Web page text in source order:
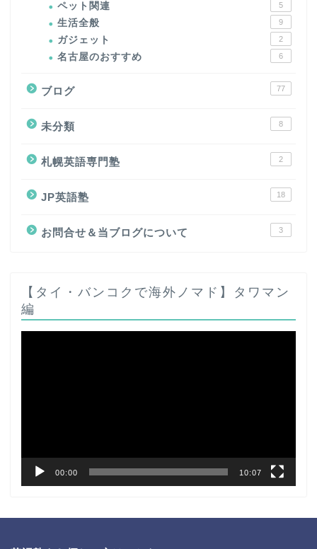
ペット関連 5
生活全般 9
ガジェット 2
名古屋のおすすめ 6
ブログ 77
未分類 8
札幌英語専門塾 2
JP英語塾 18
お問合せ＆当ブログについて 3
【タイ・バンコクで海外ノマド】タワマン
編
00:00 10:07